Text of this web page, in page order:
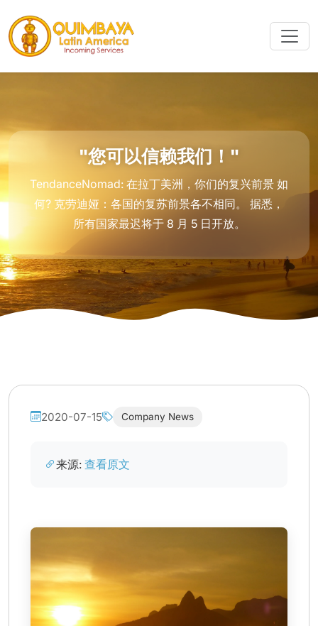
"您可以信赖我们！"
TendanceNomad: 在拉丁美洲，你们的复兴前景 如
何? 克劳迪娅：各国的复苏前景各不相同。 据悉，
所有国家最迟将于 8 月 5 日开放。
2020-07-15 Company News
来源: 查看原文